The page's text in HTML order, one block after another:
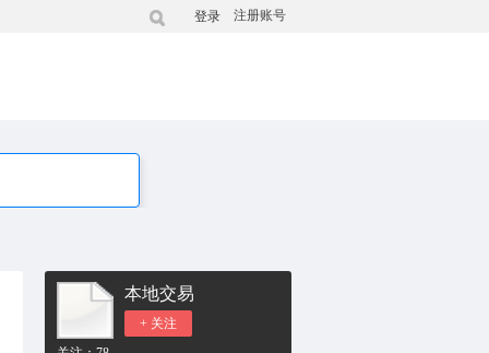
注册账号
登录
本地交易
+ 关注